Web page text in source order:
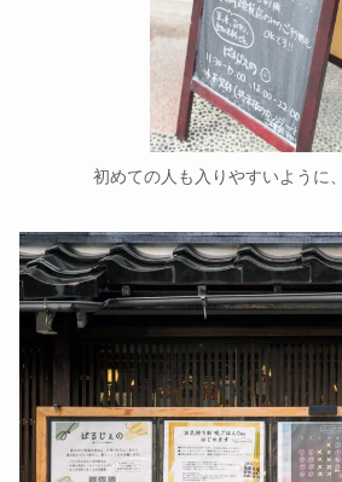
初めての人も入りやすいように